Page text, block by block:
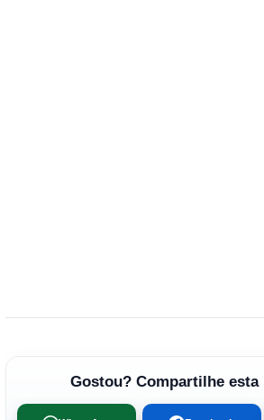
Gostou? Compartilhe esta